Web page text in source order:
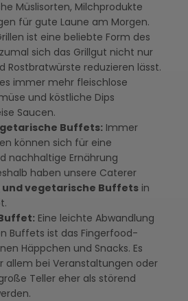
Müslisorten, Milchprodukte
für gute Laune am Morgen.
ist eine beliebte Form des
sich das Grillgut nicht nur
Rostbratwürste reduzieren lässt.
immer mehr fleischlose
und köstliche Dips
Saucen.
Buffets: Immer
können sich für eine
nachhaltige Ernährung
haben unsere Caterer
und vegetarische Buffets in
Eine leichte Abwandlung
Buffets ist das Fingerfood-
Häppchen und Snacks. Es
allem bei Veranstaltungen oder
Teller eher als störend